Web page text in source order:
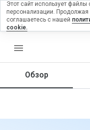
menu
Обзор
на
Как бы
этот
Этот сайт использует
персонализации.
соглашаетесь с нашей
cookie.